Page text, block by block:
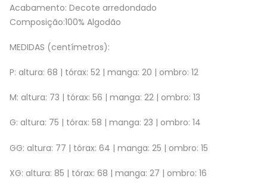
Acabamento: Decote arredondado
Composição:100% Algodão
MEDIDAS (centímetros):
P: altura: 68 | tórax: 52 | manga: 20 | ombro: 12
M: altura: 73 | tórax: 56 | manga: 22 | ombro: 13
G: altura: 75 | tórax: 58 | manga: 23 | ombro: 14
GG: altura: 77 | tórax: 64 | manga: 25 | ombro: 15
XG: altura: 85 | tórax: 68 | manga: 27 | ombro: 16